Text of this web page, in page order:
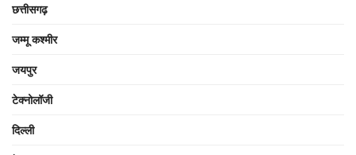
छत्तीसगढ़
जम्मू कश्मीर
जयपुर
टेक्नोलॉजी
दिल्ली